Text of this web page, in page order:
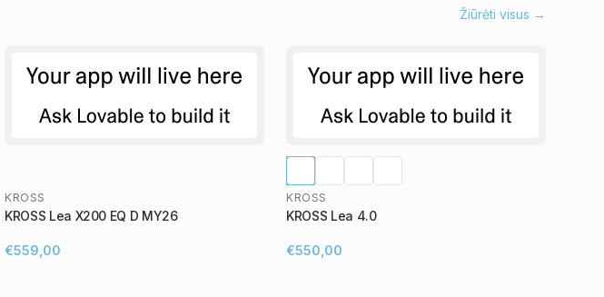
Žiūrėti visus →
KROSS
KROSS Lea X200 EQ D MY26
€559,00
KROSS
KROSS Lea 4.0
€550,00